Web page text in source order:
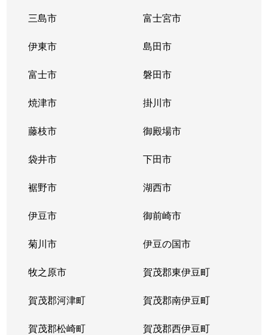
三島市 富士宮市
伊東市 島田市
富士市 磐田市
焼津市 掛川市
藤枝市 御殿場市
袋井市 下田市
裾野市 湖西市
伊豆市 御前崎市
菊川市 伊豆の国市
牧之原市 賀茂郡東伊豆町
賀茂郡河津町 賀茂郡南伊豆町
賀茂郡松崎町 賀茂郡西伊豆町